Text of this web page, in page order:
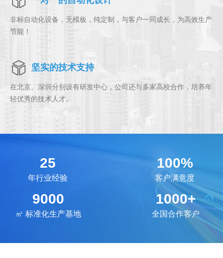
非标自动化设备，无模板，纯定制，与客户一同成长，为高效生产
节能！
坚实的技术支持
在北京、深圳分别设有研发中心，公司还与多家高校合作，培养年
轻优秀的技术人才。
25
年行业经验
100%
客户满意度
9000
㎡ 标准化生产基地
1000+
全国合作客户